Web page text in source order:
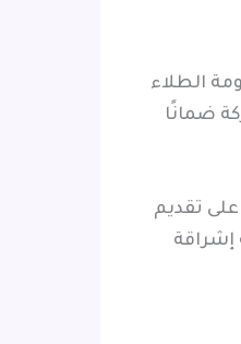
الطلاء
ضمانًا
تقديم
إشراقة